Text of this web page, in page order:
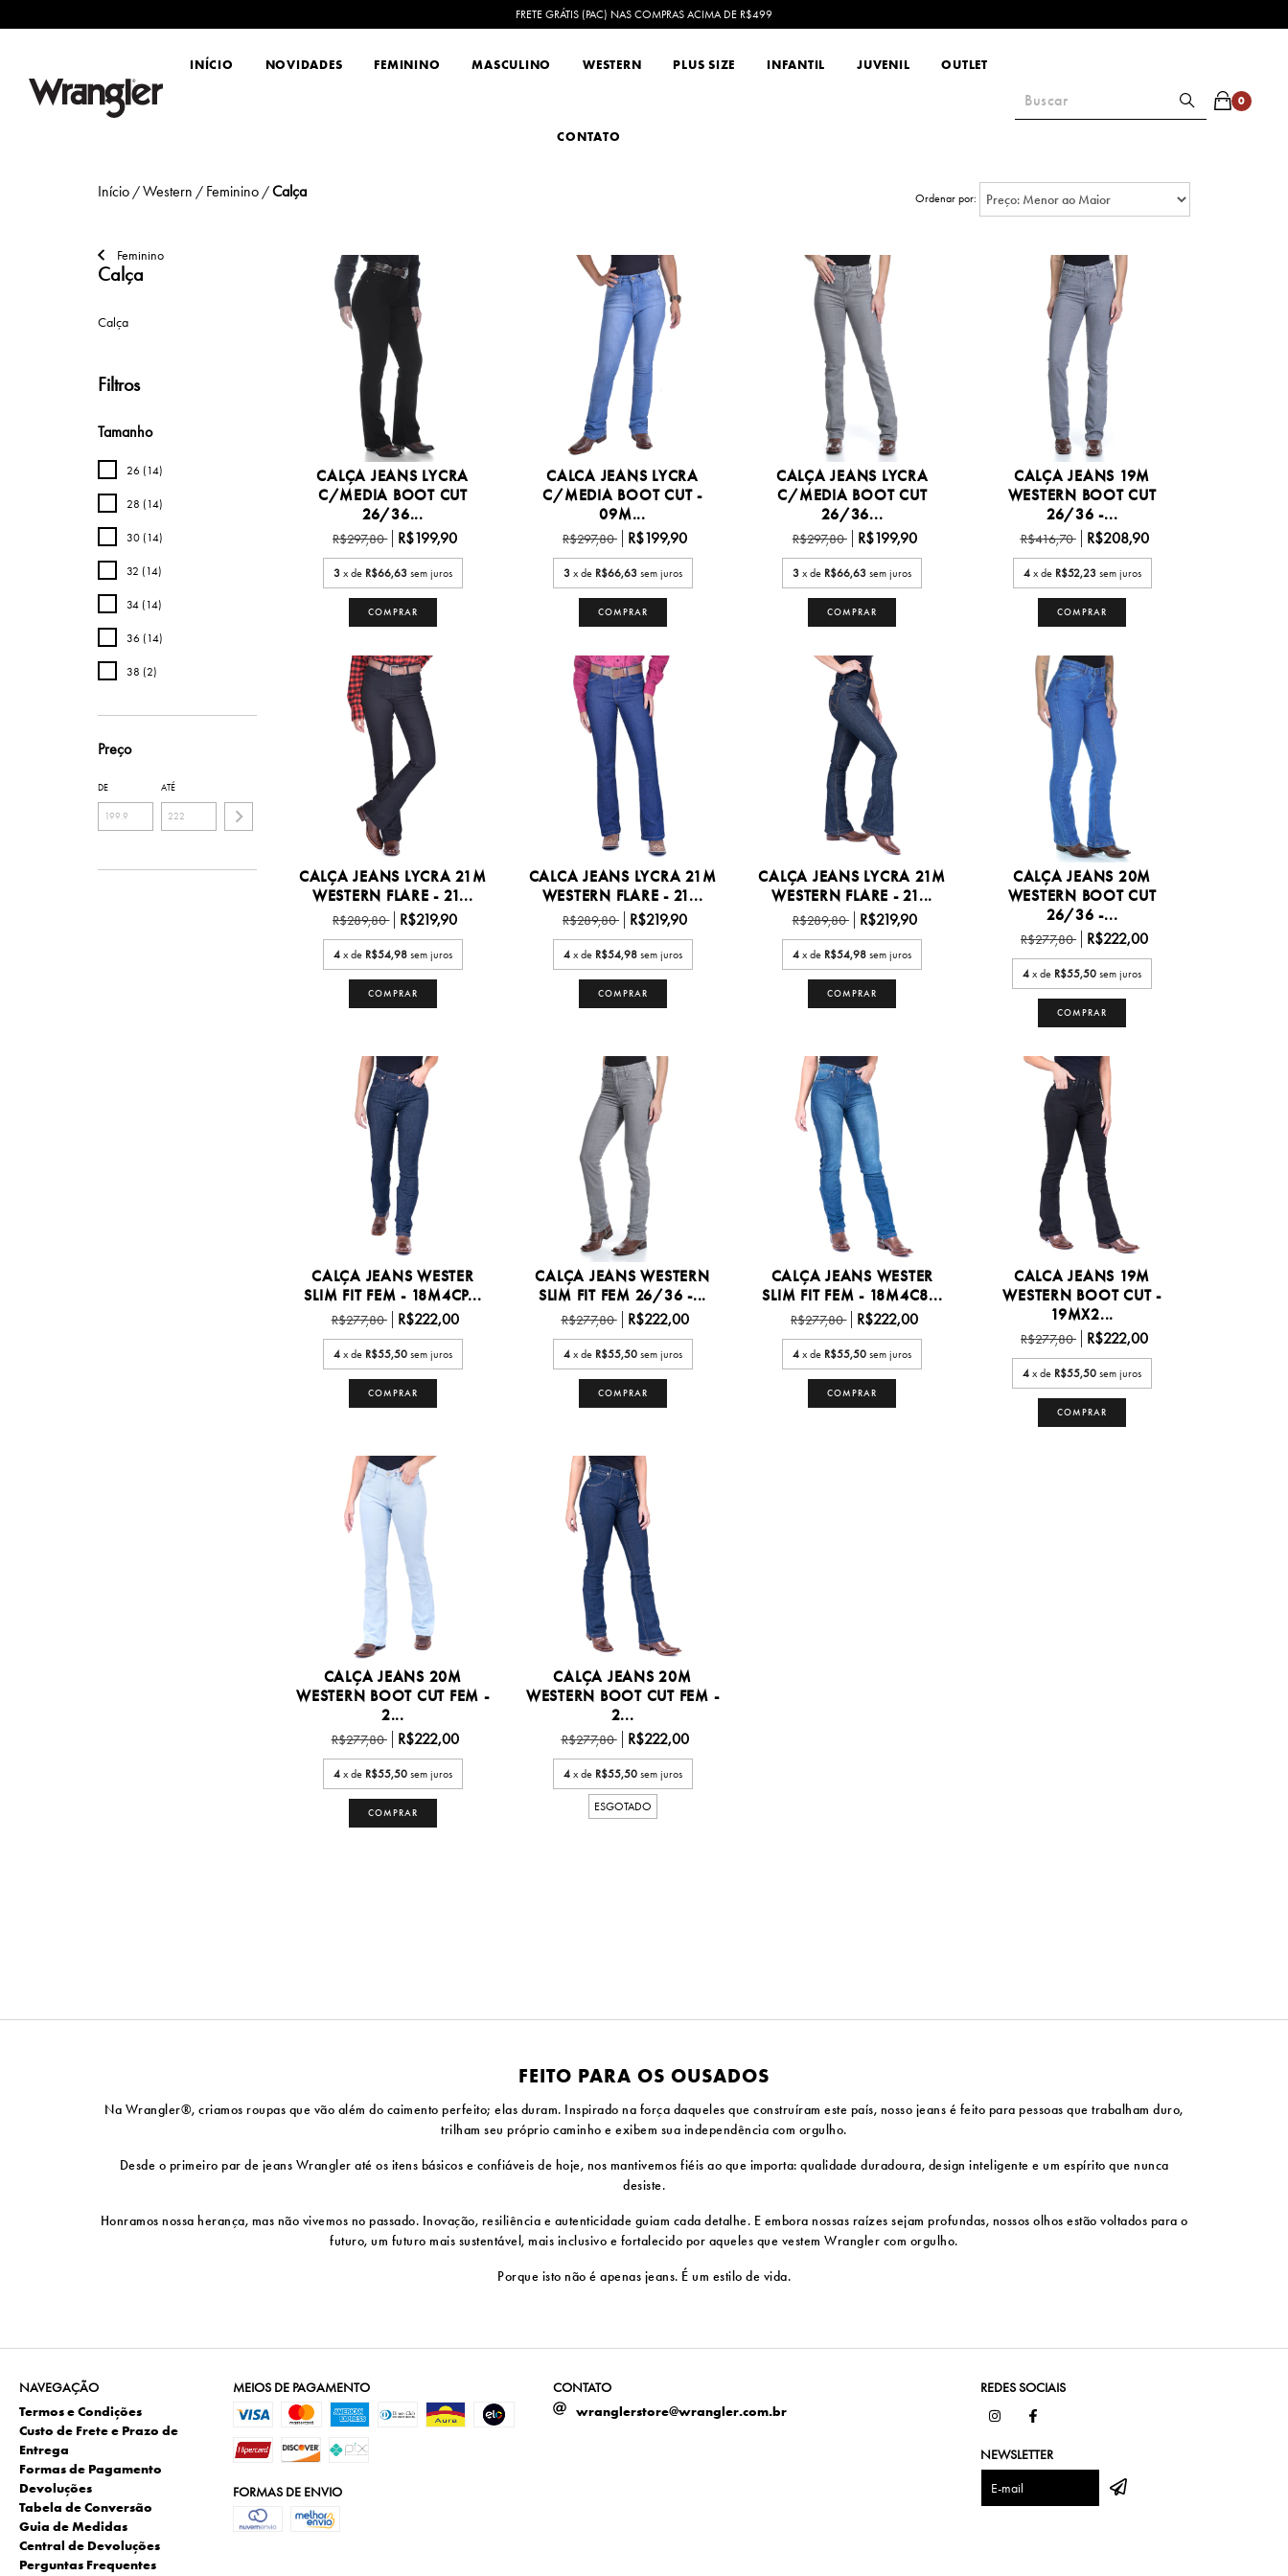
FRETE GRÁTIS (PAC) NAS COMPRAS ACIMA DE R$499
INÍCIO NOVIDADES FEMININO MASCULINO WESTERN PLUS SIZE INFANTIL JUVENIL OUTLET
CONTATO
0
Início /Western / Feminino /Calça Ordenar por:
Feminino
Calça
Calça
Filtros
Tamanho
26 (14)
28 (14)
30 (14)
32 (14)
34 (14)
36 (14)
38 (2)
Preço
DE ATÉ
CALÇA JEANS LYCRA
C/MEDIA BOOT CUT
26/36...
R$297,80 R$199,90
3 x de R$66,63 sem juros
COMPRAR
CALCA JEANS LYCRA
C/MEDIA BOOT CUT -
09M...
R$297,80 R$199,90
3 x de R$66,63 sem juros
COMPRAR
CALÇA JEANS LYCRA
C/MEDIA BOOT CUT
26/36...
R$297,80 R$199,90
3 x de R$66,63 sem juros
COMPRAR
CALÇA JEANS 19M
WESTERN BOOT CUT
26/36 -...
R$416,70 R$208,90
4 x de R$52,23 sem juros
COMPRAR
CALÇA JEANS LYCRA 21M
WESTERN FLARE - 21...
R$289,80 R$219,90
4 x de R$54,98 sem juros
COMPRAR
CALCA JEANS LYCRA 21M
WESTERN FLARE - 21...
R$289,80 R$219,90
4 x de R$54,98 sem juros
COMPRAR
CALÇA JEANS LYCRA 21M
WESTERN FLARE - 21...
R$289,80 R$219,90
4 x de R$54,98 sem juros
COMPRAR
CALÇA JEANS 20M
WESTERN BOOT CUT
26/36 -...
R$277,80 R$222,00
4x de R$55,50sem juros
COMPRAR
CALÇA JEANS WESTER
SLIM FIT FEM - 18M4CP...
R$277,80 R$222,00
4 x de R$55,50 sem juros
COMPRAR
CALÇA JEANS WESTERN
SLIM FIT FEM 26/36 -...
R$277,80 R$222,00
4 x de R$55,50 sem juros
COMPRAR
CALÇA JEANS WESTER
SLIM FIT FEM - 18M4C8...
R$277,80 R$222,00
4 x de R$55,50 sem juros
COMPRAR
CALCA JEANS 19M
WESTERN BOOT CUT -
19MX2...
R$277,80 R$222,00
4x de R$55,50sem juros
COMPRAR
CALÇA JEANS 20M
WESTERN BOOT CUT FEM -
2...
R$277,80 R$222,00
4 x de R$55,50 sem juros
COMPRAR
CALÇA JEANS 20M
WESTERN BOOT CUT FEM -
2...
R$277,80 R$222,00
4 x de R$55,50 sem juros
ESGOTADO
FEITO PARA OS OUSADOS
Na Wrangler®, criamos roupas que vão além do caimento perfeito; elas duram. Inspirado na força daqueles que construíram este país, nosso jeans é feito para pessoas que trabalham duro,
trilham seu próprio caminho e exibem sua independência com orgulho.
Desde o primeiro par de jeans Wrangler até os itens básicos e confiáveis ​​de hoje, nos mantivemos fiéis ao que importa: qualidade duradoura, design inteligente e um espírito que nunca
desiste.
Honramos nossa herança, mas não vivemos no passado. Inovação, resiliência e autenticidade guiam cada detalhe. E embora nossas raízes sejam profundas, nossos olhos estão voltados para o
futuro, um futuro mais sustentável, mais inclusivo e fortalecido por aqueles que vestem Wrangler com orgulho.
Porque isto não é apenas jeans. É um estilo de vida.
NAVEGAÇÃO
Termos e Condições
Custo de Frete e Prazo de
Entrega
Formas de Pagamento
Devoluções
Tabela de Conversão
Guia de Medidas
Central de Devoluções
Perguntas Frequentes
MEIOS DE PAGAMENTO
FORMAS DE ENVIO
CONTATO
wranglerstore@wrangler.com.br
REDES SOCIAIS
NEWSLETTER